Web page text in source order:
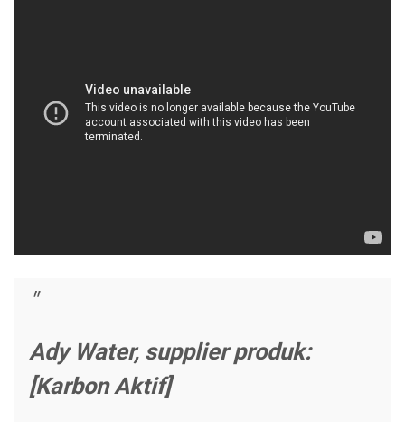
Ady Water, supplier produk:
[Karbon Aktif]